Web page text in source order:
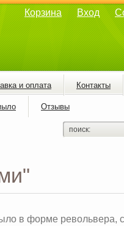
Корзина Вход
и оплата Контакты
Отзывы
в форме револьвера,